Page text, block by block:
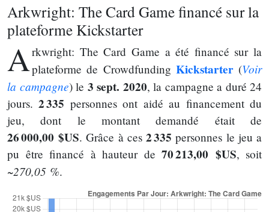
Arkwright: The Card Game financé sur la
plateforme Kickstarter
Arkwright: The Card Game a été financé sur la
plateforme de Crowdfunding Kickstarter(Voir
la campagne) le 3 sept. 2020, la campagne a duré 24
jours.2 335 personnes ont aidé au financement du
jeu, dont le montant demandé était de
26 000,00 $US. Grâce à ces2 335 personnes le jeu a
pu être financé à hauteur de 70 213,00 $US, soit
~270,05 %.